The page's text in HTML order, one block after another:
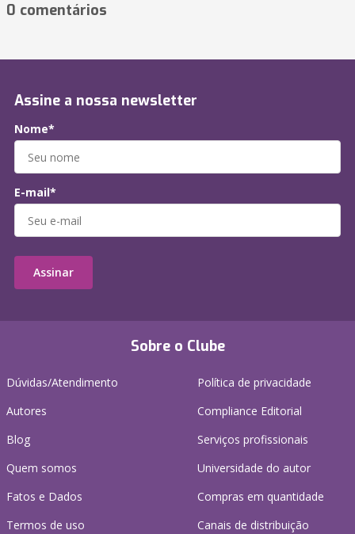
0 comentários
Sobre o Clube
Dúvidas/Atendimento
Autores
Blog
Quem somos
Fatos e Dados
Termos de uso
Política de privacidade
Compliance Editorial
Serviços profissionais
Universidade do autor
Compras em quantidade
Canais de distribuição
Assine a nossa newsletter
Nome*
E-mail*
Assinar